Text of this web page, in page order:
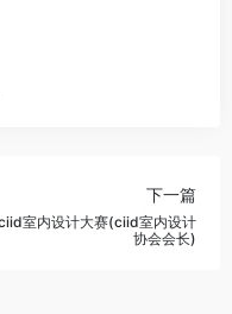
下一篇
室内设计大赛(ciid室内设计
协会会长)